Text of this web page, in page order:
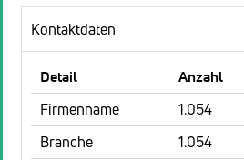
Kontaktdaten
Detail Anzahl
Firmenname
1.054
Branche
1.054